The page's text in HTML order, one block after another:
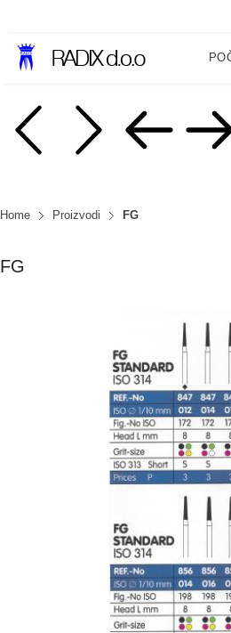
Home Proizvodi FG
FG